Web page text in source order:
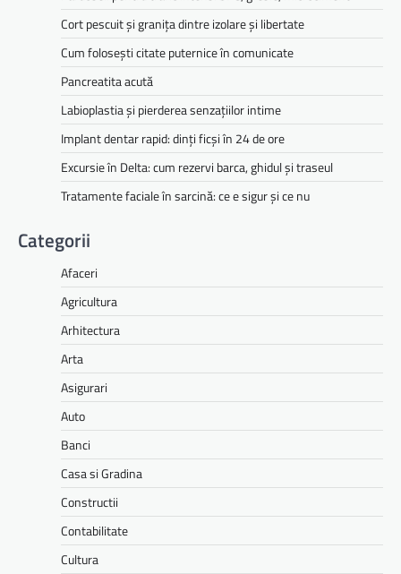
Cort pescuit și granița dintre izolare și libertate
Cum folosești citate puternice în comunicate
Pancreatita acută
Labioplastia și pierderea senzațiilor intime
Implant dentar rapid: dinți ficși în 24 de ore
Excursie în Delta: cum rezervi barca, ghidul și traseul
Tratamente faciale în sarcină: ce e sigur și ce nu
Categorii
Afaceri
Agricultura
Arhitectura
Arta
Asigurari
Auto
Banci
Casa si Gradina
Constructii
Contabilitate
Cultura